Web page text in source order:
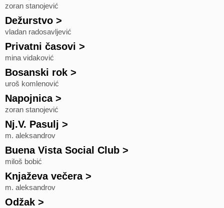
zoran stanojević
Dežurstvo >
vladan radosavljević
Privatni časovi >
mina vidaković
Bosanski rok >
uroš komlenović
Napojnica>
zoran stanojević
Nj.V. Pasulj >
m. aleksandrov
Buena Vista Social Club >
miloš bobić
Knjaževa večera>
m. aleksandrov
Odžak >